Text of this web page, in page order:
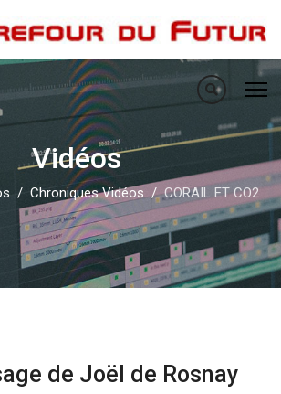
Vidéos
Chroniques Vidéos CORAIL ET CO2
de Joël de Rosnay